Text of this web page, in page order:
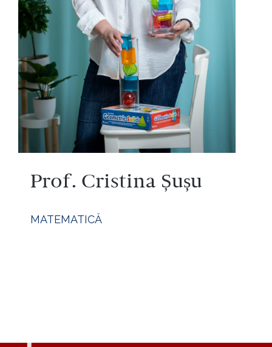
Prof. Cristina Șușu
MATEMATICĂ